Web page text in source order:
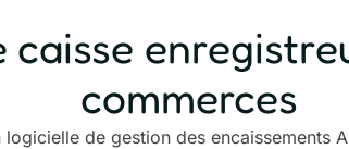
commerces
de gestion des encaissements